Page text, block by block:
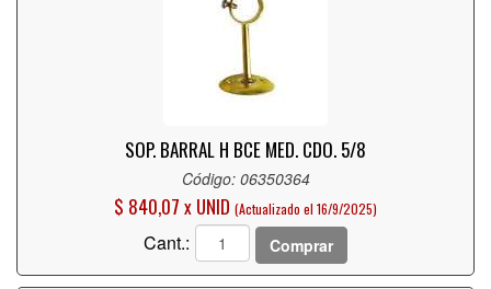
SOP. BARRAL H BCE MED. CDO. 5/8
Código: 06350364
$ 840,07 x UNID (Actualizado el 16/9/2025)
Cant.: Comprar